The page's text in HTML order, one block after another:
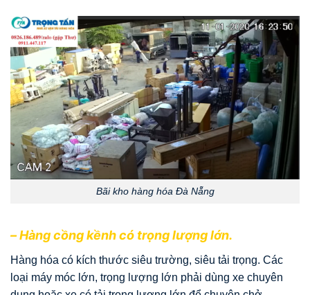
Bãi kho hàng hóa Đà Nẵng
– Hàng cồng kềnh có trọng lượng lớn.
Hàng hóa có kích thước siêu trường, siêu tải trọng. Các
loại máy móc lớn, trọng lượng lớn phải dùng xe chuyên